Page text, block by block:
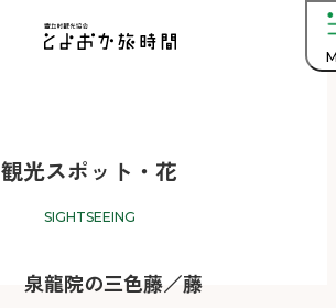
観光スポット・花
SIGHTSEEING
泉龍院の三色藤／藤